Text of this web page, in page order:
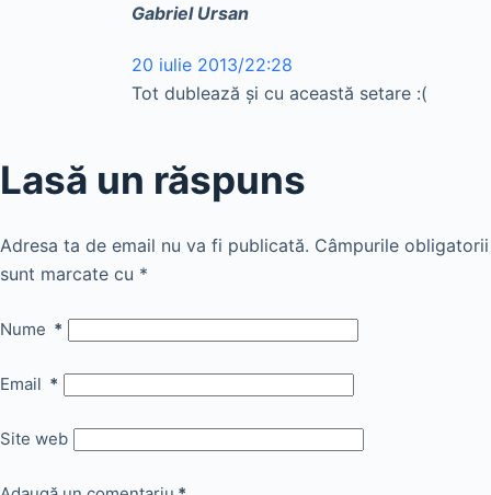
Gabriel Ursan
20 iulie 2013/22:28
Tot dublează și cu această setare :(
Lasă un răspuns
Adresa ta de email nu va fi publicată. Câmpurile obligatorii
sunt marcate cu *
Nume *
Email *
Site web